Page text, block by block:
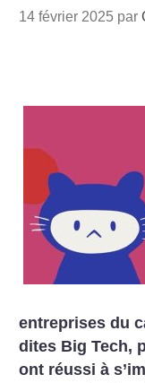
14 février 2025 par
entreprises du
dites Big Tech,
ont réussi à